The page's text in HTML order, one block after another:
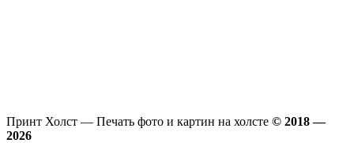
Принт Холст — Печать фото и картин на холсте © 2018 —
2026